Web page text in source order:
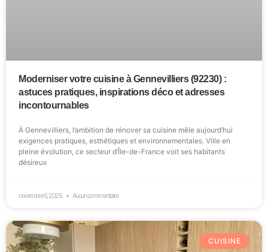
Moderniser votre cuisine à Gennevilliers (92230) :
astuces pratiques, inspirations déco et adresses
incontournables
À Gennevilliers, l’ambition de rénover sa cuisine mêle aujourd’hui
exigences pratiques, esthétiques et environnementales. Ville en
pleine évolution, ce secteur d’Île-de-France voit ses habitants
désireux
novembre 6, 2025 Aucun commentaire
CUISINE